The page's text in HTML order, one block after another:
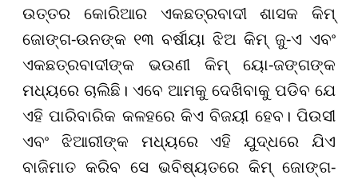
ଉତ୍ତର କୋରିଆର ଏକଛତ୍ରବାଦୀ ଶାସକ କିମ୍
ଜୋଙ୍ଗ-ଉନଙ୍କ ୧୩ ବର୍ଷୀୟା ଝିଅ କିମ୍ ଜୁ-ଏ ଏବଂ
ଏକଛତ୍ରବାଦୀଙ୍କ ଭଉଣୀ କିମ୍ ୟୋ-ଜଙ୍ଗଙ୍କ
ମଧ୍ୟରେ ଚାଲିଛି। ଏବେ ଆମକୁ ଦେଖିବାକୁ ପଡିବ ଯେ
ଏହି ପାରିବାରିକ କଳହରେ କିଏ ବିଜୟୀ ହେବ। ପିଉସୀ
ଏବଂ ଝିଆରୀଙ୍କ ମଧ୍ୟରେ ଏହି ଯୁଦ୍ଧରେ ଯିଏ
ବାଜିମାତ କରିବ ସେ ଭବିଷ୍ୟତରେ କିମ୍ ଜୋଙ୍ଗ-